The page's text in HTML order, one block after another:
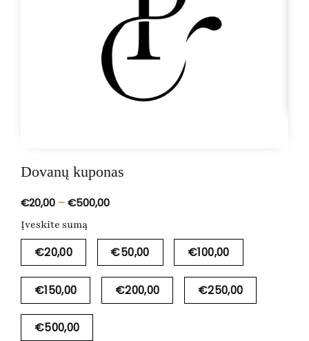
Dovanų kuponas
€20,00 –€500,00Price
€500,00
Įveskite sumą
€20,00 €50,00 €100,00
€150,00 €200,00 €250,00
€500,00